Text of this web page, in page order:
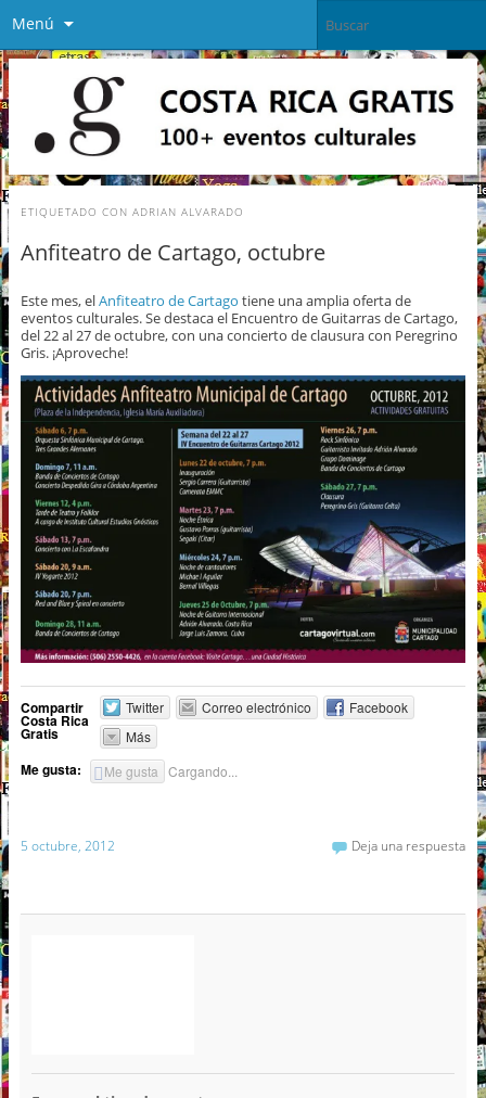
Menú
ETIQUETADO CON ADRIAN ALVARADO
Anfiteatro de Cartago, octubre
Este mes, elAnfiteatro de Cartago tiene una amplia oferta de
eventos culturales. Se destaca el Encuentro de Guitarras de Cartago,
del 22 al 27 de octubre, con una concierto de clausura con Peregrino
Gris. ¡Aproveche!
Compartir
Costa Rica
Gratis
Twitter Correo electrónico
Facebook
Más
Me gusta: Me gusta Cargando...
5 octubre, 2012 Deja una respuesta